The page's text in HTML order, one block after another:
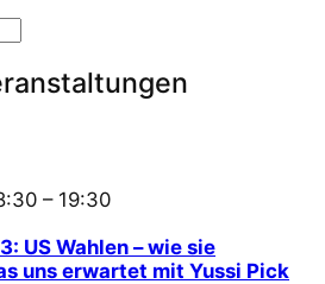
– 19:30
US Wahlen – wie sie
uns erwartet mit Yussi Pick